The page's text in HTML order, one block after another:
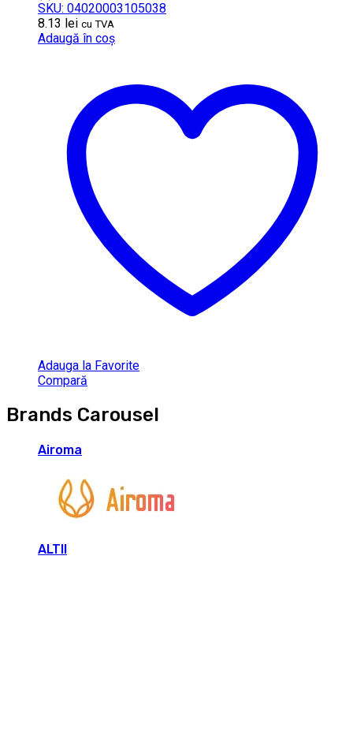
SKU: 04020003105038
8.13 lei cu TVA
Adaugă în coș
Adauga la Favorite
Compară
Brands Carousel
Airoma
ALTII